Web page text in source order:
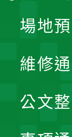
場地
維修
公文